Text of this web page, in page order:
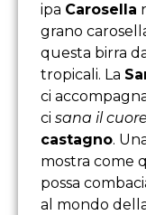
ipa Carosella
grano
questa birra
tropicali. La
ci
ci sana il cuore
castagno.
mostra come
possa
al mondo